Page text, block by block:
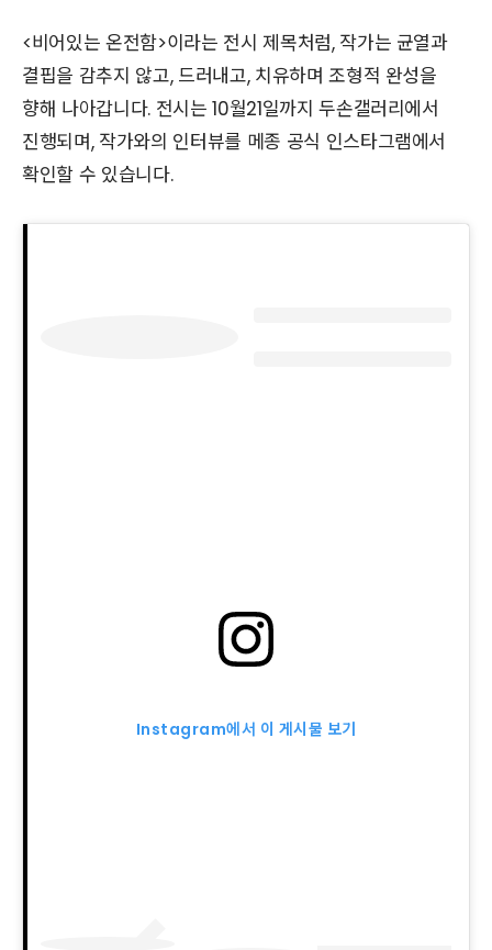
<비어있는 온전함>이라는 전시 제목처럼, 작가는 균열과
결핍을 감추지 않고, 드러내고, 치유하며 조형적 완성을
향해 나아갑니다. 전시는 10월21일까지 두손갤러리에서
진행되며, 작가와의 인터뷰를 메종 공식 인스타그램에서
확인할 수 있습니다.
Instagram에서 이 게시물 보기